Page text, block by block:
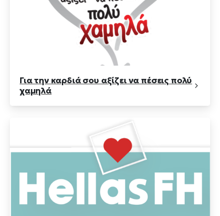
Για την καρδιά σου αξίζει να πέσεις πολύ
χαμηλά